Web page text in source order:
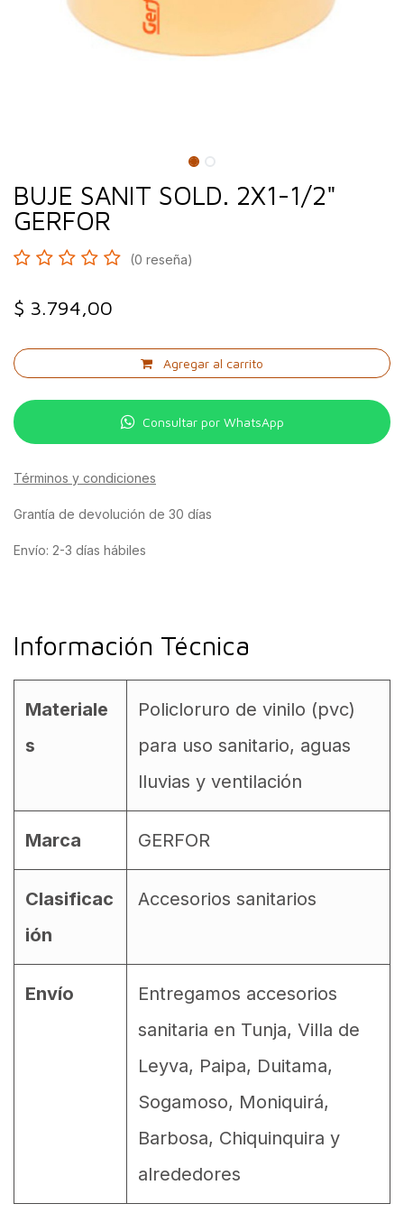
BUJE SANIT SOLD. 2X1-1/2"
GERFOR
(0 reseña)
$ 3.794,00
Agregar al carrito
Consultar por WhatsApp
Términos y condiciones
Grantía de devolución de 30 días
Envío: 2-3 días hábiles
Información Técnica
Materiale
s
Policloruro de vinilo (pvc)
para uso sanitario, aguas
lluvias y ventilación
Marca GERFOR
Clasificac
ión
Accesorios sanitarios
Envío
Entregamos accesorios
sanitaria en Tunja, Villa de
Leyva, Paipa, Duitama,
Sogamoso, Moniquirá,
Barbosa, Chiquinquira y
alrededores